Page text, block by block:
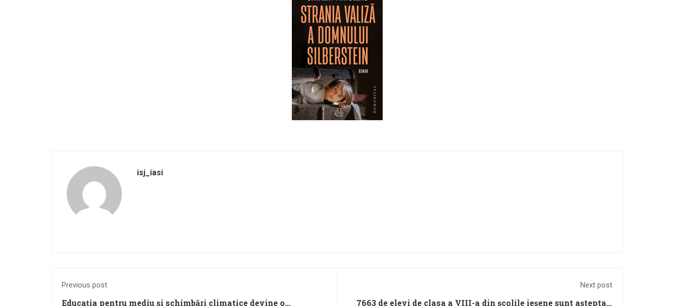
isj_iasi
Previous post
Educația pentru mediu și schimbări climatice devine o
Next post
7663 de elevi de clasa a VIII-a din școlile ieșene sunt așteptați